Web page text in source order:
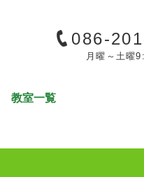
086-
月曜～土曜
教室一覧